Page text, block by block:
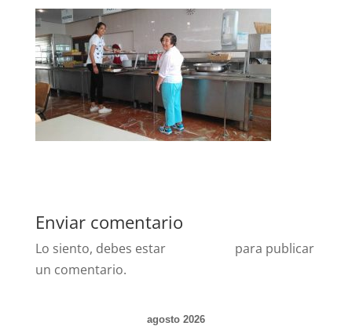
Enviar comentario
Lo siento, debes estar
para publicar
un comentario.
agosto 2026